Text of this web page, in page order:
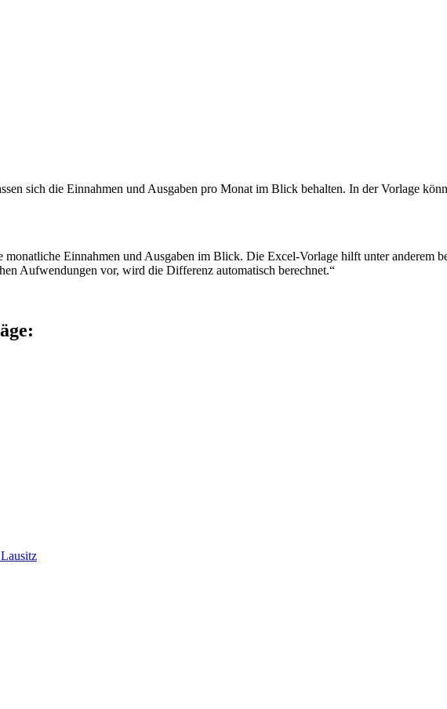
sich die Einnahmen und Ausgaben pro Monat im Blick behalten. In der Vorlage
monatliche Einnahmen und Ausgaben im Blick. Die Excel-Vorlage hilft unter anderem
Aufwendungen vor, wird die Differenz automatisch berechnet.“